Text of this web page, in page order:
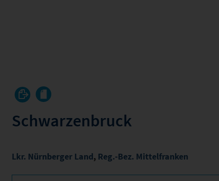
Schwarzenbruck
Lkr. Nürnberger Land, Reg.-Bez. Mittelfranken